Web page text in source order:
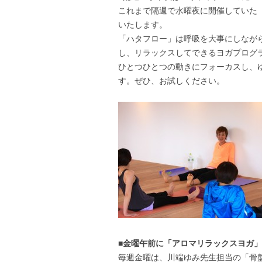
これまで隔週で水曜夜に開催してい
いたします。
「ハタフロー」は呼吸を大事にしな
し、リラックスしてできるヨガプロ
ひとつひとつの動きにフォーカスし
す。ぜひ、お試しください。
■金曜午前に「アロマリラックスヨガ
毎週金曜は、川端ゆみ先生担当の「